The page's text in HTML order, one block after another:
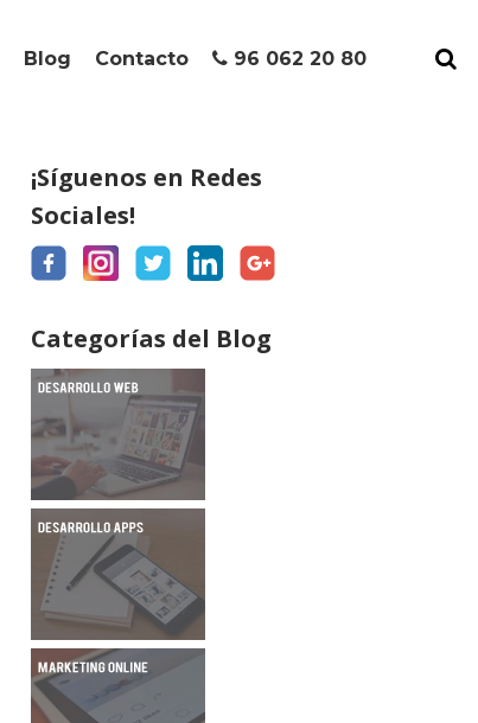
Blog Contacto 96 062 20 80
¡Síguenos en Redes
Sociales!
Categorías del Blog